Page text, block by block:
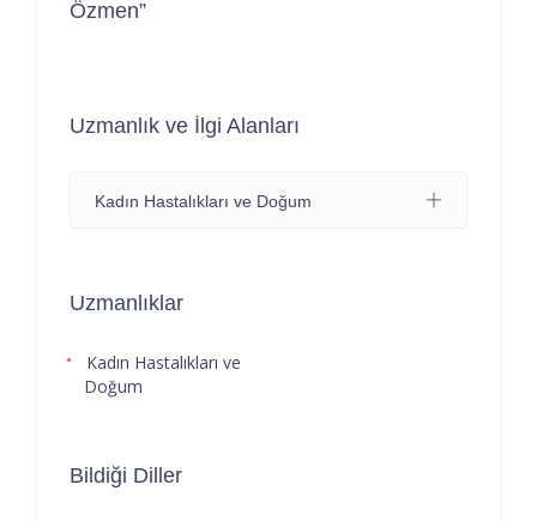
Özmen”
Uzmanlık ve İlgi Alanları
Kadın Hastalıkları ve Doğum
Uzmanlıklar
Kadın Hastalıkları ve
Doğum
Bildiği Diller